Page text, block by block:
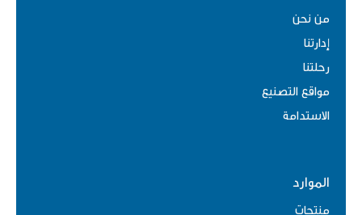
من نحن
إدارتنا
رحلتنا
مواقع التصنيع
الاستدامة
الموارد
منتجات